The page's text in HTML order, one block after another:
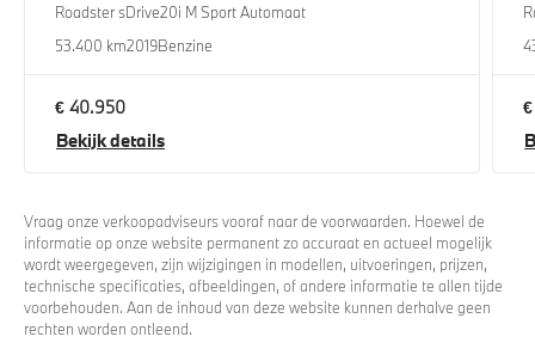
Roadster sDrive20i M Sport Automaat
53.400 km2019Benzine
€ 40.950
Bekijk details
Vraag onze verkoopadviseurs vooraf naar de voorwaarden. Hoewel de
informatie op onze website permanent zo accuraat en actueel mogelijk
wordt weergegeven, zijn wijzigingen in modellen, uitvoeringen, prijzen,
technische specificaties, afbeeldingen, of andere informatie te allen tijde
voorbehouden. Aan de inhoud van deze website kunnen derhalve geen
rechten worden ontleend.